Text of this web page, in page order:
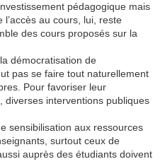
pédagogique mais
au cours, lui, reste
des cours proposés sur la
démocratisation de
pas se faire tout naturellement
Pour favoriser leur
diverses interventions publiques
sensibilisation aux ressources
surtout ceux de
auprès des étudiants doivent